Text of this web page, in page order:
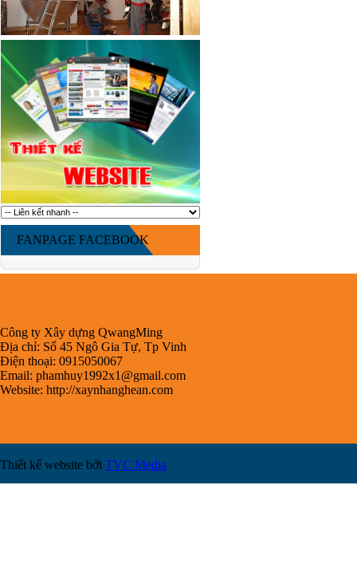
FANPAGE FACEBOOK
Công ty Xây dựng QwangMing
Địa chỉ: Số 45 Ngô Gia Tự, Tp Vinh
Điện thoại: 0915050067
Email: phamhuy1992x1@gmail.com
Website: http://xaynhanghean.com
Thiết kế website bởi TVC Media